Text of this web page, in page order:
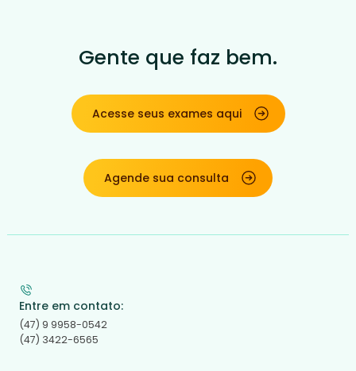
Gente que faz bem.
Acesse seus exames aqui
Agende sua consulta
Entre em contato:
(47) 9 9958-0542
(47) 3422-6565